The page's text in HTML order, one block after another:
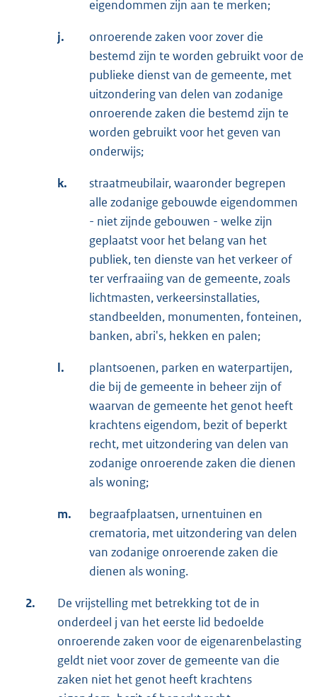
eigendommen zijn aan te merken;
j.
onroerende zaken voor zover die
bestemd zijn te worden gebruikt voor de
publieke dienst van de gemeente, met
uitzondering van delen van zodanige
onroerende zaken die bestemd zijn te
worden gebruikt voor het geven van
onderwijs;
k.
straatmeubilair, waaronder begrepen
alle zodanige gebouwde eigendommen
- niet zijnde gebouwen - welke zijn
geplaatst voor het belang van het
publiek, ten dienste van het verkeer of
ter verfraaiing van de gemeente, zoals
lichtmasten, verkeersinstallaties,
standbeelden, monumenten, fonteinen,
banken, abri's, hekken en palen;
l.
plantsoenen, parken en waterpartijen,
die bij de gemeente in beheer zijn of
waarvan de gemeente het genot heeft
krachtens eigendom, bezit of beperkt
recht, met uitzondering van delen van
zodanige onroerende zaken die dienen
als woning;
m.
begraafplaatsen, urnentuinen en
crematoria, met uitzondering van delen
van zodanige onroerende zaken die
dienen als woning.
2.
De vrijstelling met betrekking tot de in
onderdeel j van het eerste lid bedoelde
onroerende zaken voor de eigenarenbelasting
geldt niet voor zover de gemeente van die
zaken niet het genot heeft krachtens